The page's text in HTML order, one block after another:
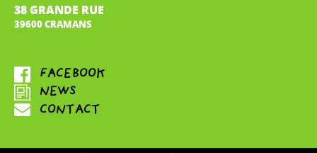
38 GRANDE RUE
39600 CRAMANS